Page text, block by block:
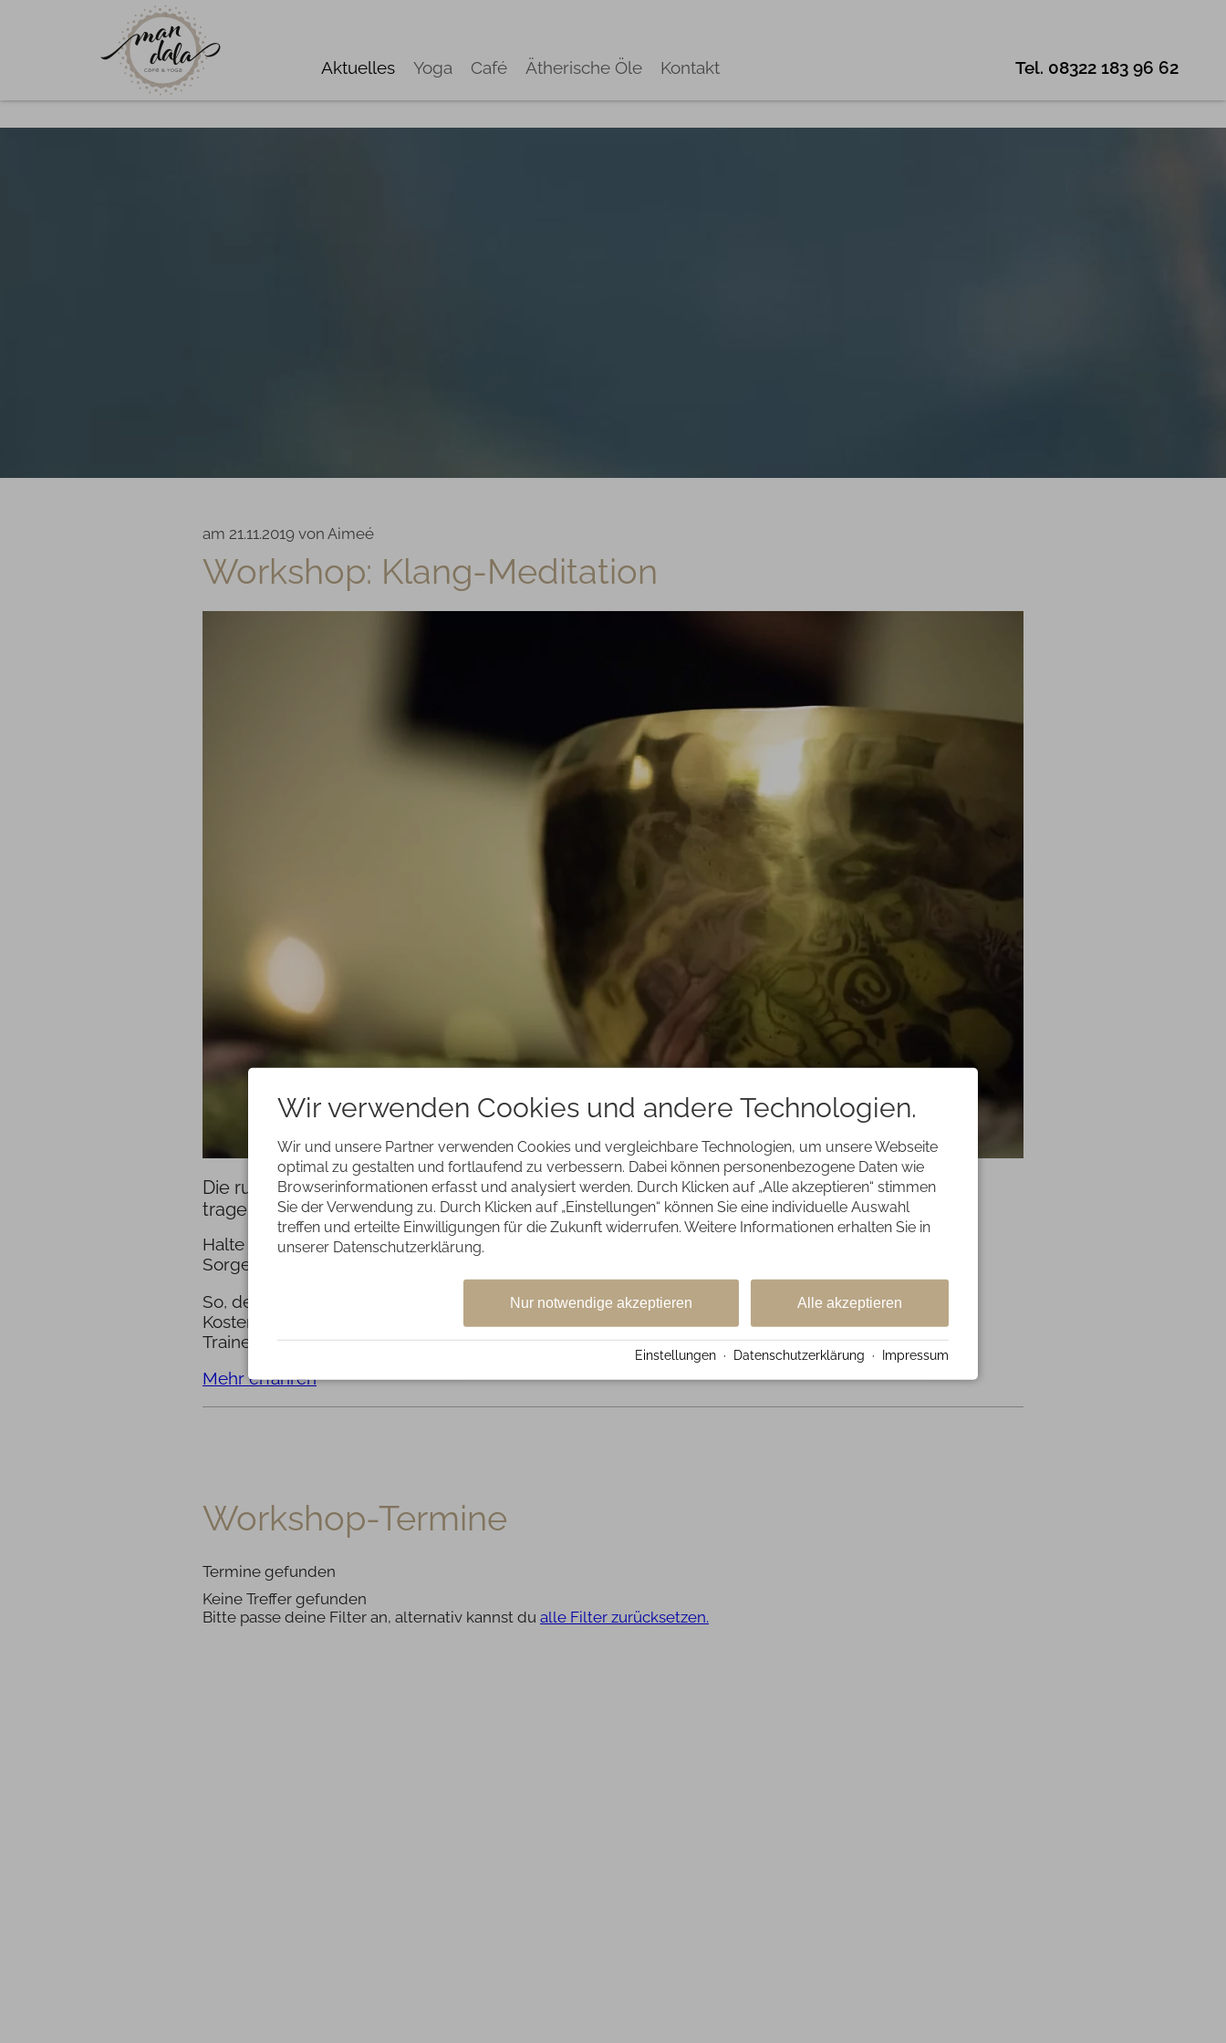
Aktuelles Yoga Café Ätherische Öle Kontakt Tel. 08322 183 96 62
am 21.11.2019 von Aimeé
Workshop: Klang-Meditation
Die ruhige Zeit beginnt und es sind die leisen Klänge, die jetzt zu dir gelangen und dich
tragen.
Halte Inne und spüre die Harmonie durch Klang und Schwingung im Raum. Leg all deine
Sorgen in eine Klangschale gefüllt mit Freude und tauch in eine tiefe Entspannung ab.
So, der 15.12.2019 von 20:00 - 21:00 Uhr
Kosten: 25€
Trainer: Joachim Weiler
Mehr erfahren
Workshop-Termine
Termine gefunden
Keine Treffer gefunden
Bitte passe deine Filter an, alternativ kannst du alle Filter zurücksetzen.
Wir verwenden Cookies und andere Technologien.
Wir und unsere Partner verwenden Cookies und vergleichbare Technologien, um unsere Webseite
optimal zu gestalten und fortlaufend zu verbessern. Dabei können personenbezogene Daten wie
Browserinformationen erfasst und analysiert werden. Durch Klicken auf „Alle akzeptieren“ stimmen
Sie der Verwendung zu. Durch Klicken auf „Einstellungen“ können Sie eine individuelle Auswahl
treffen und erteilte Einwilligungen für die Zukunft widerrufen. Weitere Informationen erhalten Sie in
unserer Datenschutzerklärung.
Alle akzeptieren
Nur notwendige akzeptieren
Einstellungen · Datenschutzerklärung · Impressum